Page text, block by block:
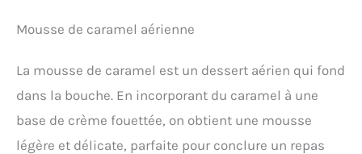
Mousse de caramel aérienne
La mousse de caramel est un dessert aérien qui fond
dans la bouche. En incorporant du caramel à une
base de crème fouettée, on obtient une mousse
légère et délicate, parfaite pour conclure un repas